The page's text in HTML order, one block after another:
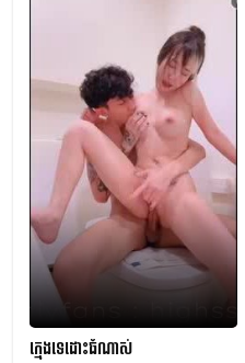
ក្មេងទេដោះធំណាស់